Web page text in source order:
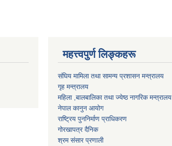
महत्त्वपुर्ण लिङ्कहरू
संघिय मामिला तथा सामन्य प्रशासन मन्त्रालय
गृह मन्त्रालय
महिला ,बालबालिका तथा ज्येष्ठ नागरिक मन्त्रालय
नेपाल कानुन आयोग
राष्ट्रिय पुननिर्माण प्राधिकरण
गोरखापत्र दैनिक
श्रम संसार प्रणाली